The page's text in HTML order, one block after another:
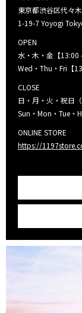
東京都渋谷区代々
1-19-7 Yoyogi
OPEN
水・木・金【13:00
Wed・Thu・Fri【
CLOSE
日・月・火・祝日
Sun・Mon・Tue・
ONLINE STORE
https://